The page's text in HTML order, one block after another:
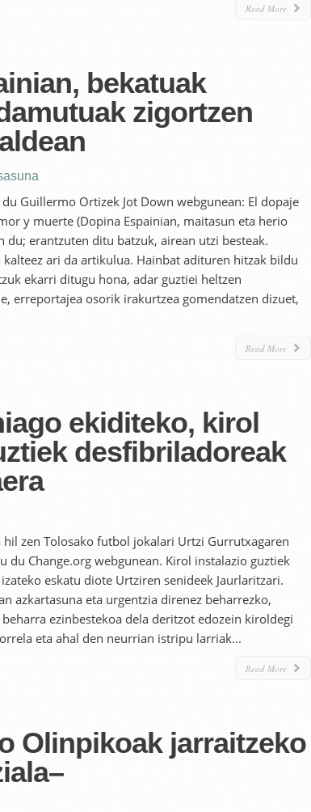
Read More
bekatuak
zigortzen
Guillermo Ortizek Jot Down webgunean: El dopaje
y muerte (Dopina Espainian, maitasun eta herio
du; erantzuten ditu batzuk, airean utzi besteak.
ari da artikulua. Hainbat adituren hitzak bildu
ekarri ditugu hona, adar guztiei heltzen
erreportajea osorik irakurtzea gomendatzen dizuet,
Read More
ekiditeko, kirol
desfibriladoreak
zen Tolosako futbol jokalari Urtzi Gurrutxagaren
du Change.org webgunean. Kirol instalazio guztiek
eskatu diote Urtziren senideek Jaurlaritzari.
azkartasuna eta urgentzia direnez beharrezko,
ezinbestekoa dela deritzot edozein kiroldegi
eta ahal den neurrian istripu larriak...
Read More
Olinpikoak jarraitzeko